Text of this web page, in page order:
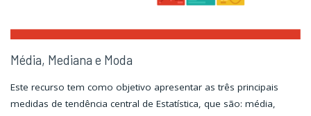
Média, Mediana e Moda
Este recurso tem como objetivo apresentar as três principais
medidas de tendência central de Estatística, que são: média,